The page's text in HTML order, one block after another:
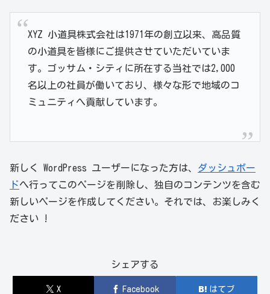
XYZ 小道具株式会社は1971年の創立以来、高品質
の小道具を皆様にご提供させていただいていま
す。ゴッサム・シティに所在する当社では2,000
名以上の社員が働いており、様々な形で地域のコ
ミュニティへ貢献しています。
新しく WordPress ユーザーになった方は、 ダッシュボー
ドへ行ってこのページを削除し、独自のコンテンツを含む
新しいページを作成してください。それでは、お楽しみく
ださい !
シェアする
X Facebook はてブ